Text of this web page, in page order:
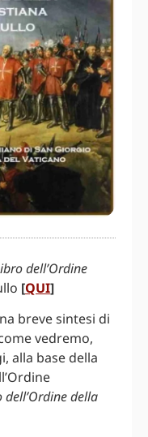
dell’Ordine
[QUI]
breve sintesi di
vedremo,
alla base della
dell’Ordine della